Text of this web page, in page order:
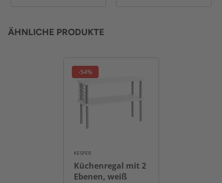
ÄHNLICHE PRODUKTE
-54%
KESPER
Küchenregal mit 2
Ebenen, weiß